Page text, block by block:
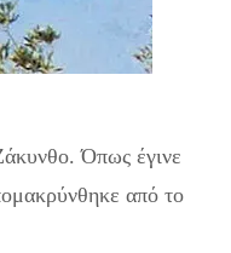
Όπως έγινε
από το